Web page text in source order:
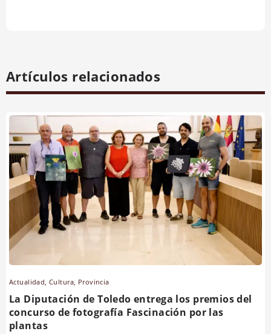
Artículos relacionados
Actualidad,Cultura, Provincia
La Diputación de Toledo entrega los premios del
concurso de fotografía Fascinación por las
plantas